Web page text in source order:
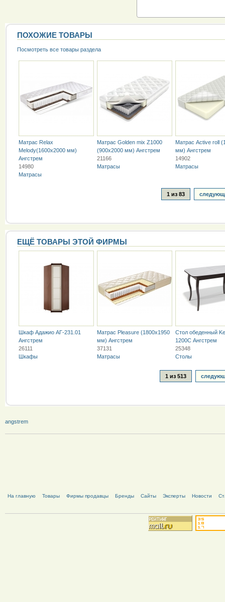
ПОХОЖИЕ ТОВАРЫ
Посмотреть все товары раздела
Матрас Relax
Melody(1600х2000 мм)
Ангстрем
14980
Матрасы
Матрас Golden mix Z1000
(900х2000 мм) Ангстрем
21166
Матрасы
Матрас Active roll
мм) Ангстрем
14902
Матрасы
1 из 83
ЕЩЁ ТОВАРЫ ЭТОЙ ФИРМЫ
Шкаф Адажио АГ-231.01
Ангстрем
26111
Шкафы
Матрас Pleasure (1800х1950
мм) Ангстрем
37131
Матрасы
Стол обеденный
1200C Ангстрем
25348
Столы
1 из 513
angstrem
На главную Товары Фирмы продавцы Бренды Сайты Эксперты Новости